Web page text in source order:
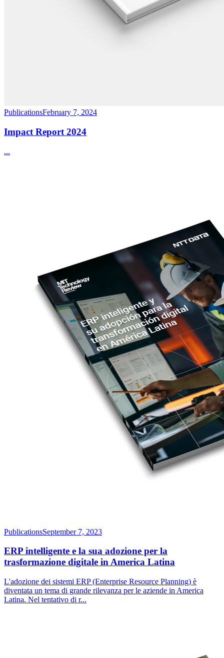
PublicationsFebruary 7, 2024
Impact Report 2024
...
PublicationsSeptember 7, 2023
ERP intelligente e la sua adozione per la
trasformazione digitale in America Latina
L'adozione dei sistemi ERP (Enterprise Resource Planning) è
diventata un tema di grande rilevanza per le aziende in America
Latina. Nel tentativo di r...